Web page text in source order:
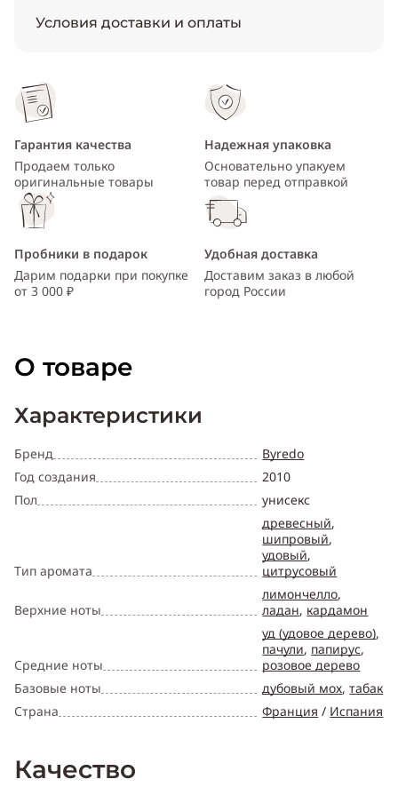
Условия доставки и оплаты
Гарантия качества
Продаем только
оригинальные товары
Надежная упаковка
Основательно упакуем
товар перед отправкой
Пробники в подарок
Дарим подарки при покупке
от 3 000 ₽
Удобная доставка
Доставим заказ в любой
город России
О товаре
Характеристики
Бренд
Год создания
Пол
Тип аромата
Верхние ноты
Средние ноты
Базовые ноты
Страна
Byredo
2010
унисекс
древесный,
шипровый,
удовый,
цитрусовый
лимончелло,
ладан, кардамон
уд (удовое дерево),
пачули, папирус,
розовое дерево
дубовый мох,табак
Франция / Испания
Качество